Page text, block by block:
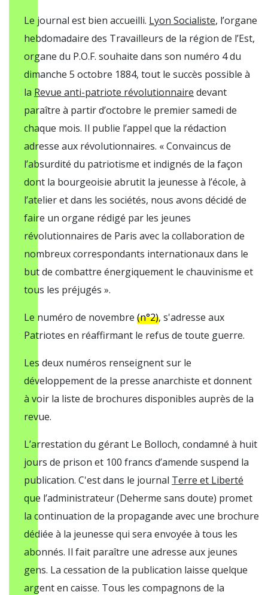
Le journal est bien accueilli. Lyon Socialiste, l’organe
hebdomadaire des Travailleurs de la région de l’Est,
organe du P.O.F. souhaite dans son numéro 4 du
dimanche 5 octobre 1884, tout le succès possible à
la Revue anti-patriote révolutionnaire devant
paraître à partir d’octobre le premier samedi de
chaque mois. Il publie l’appel que la rédaction
adresse aux révolutionnaires. « Convaincus de
l’absurdité du patriotisme et indignés de la façon
dont la bourgeoisie abrutit la jeunesse à l’école, à
l’atelier et dans les sociétés, nous avons décidé de
faire un organe rédigé par les jeunes
révolutionnaires de Paris avec la collaboration de
nombreux correspondants internationaux dans le
but de combattre énergiquement le chauvinisme et
tous les préjugés ».
Le numéro de novembre (n°2), s'adresse aux
Patriotes en réaffirmant le refus de toute guerre.
Les deux numéros renseignent sur le
développement de la presse anarchiste et donnent
à voir la liste de brochures disponibles auprès de la
revue.
L’arrestation du gérant Le Bolloch, condamné à huit
jours de prison et 100 francs d’amende suspend la
publication. C'est dans le journal Terre et Liberté
que l’administrateur (Deherme sans doute) promet
la continuation de la propagande avec une brochure
dédiée à la jeunesse qui sera envoyée à tous les
abonnés. Il fait paraître une adresse aux jeunes
gens. La cessation de la publication laisse quelque
argent en caisse. Tous les compagnons de la